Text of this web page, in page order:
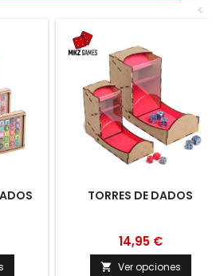
<
TORRES DE DADOS
14,95 €
 Ver opciones